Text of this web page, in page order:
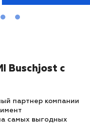
Buschjost с
партнер компании
самых выгодных